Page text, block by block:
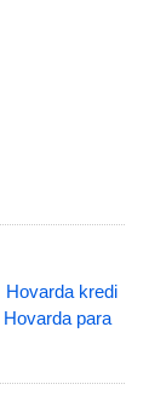
Hovarda kredi
Hovarda para